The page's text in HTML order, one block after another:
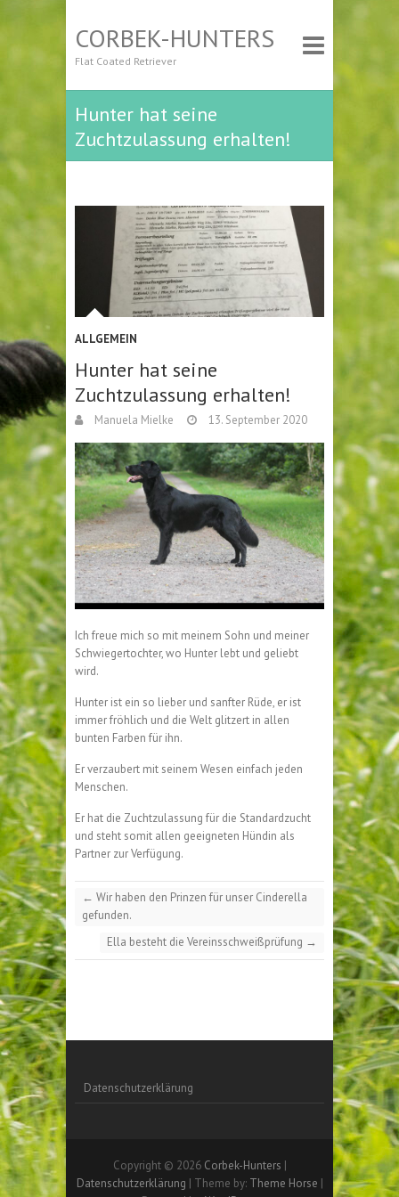
CORBEK-HUNTERS
Flat Coated Retriever
Hunter hat seine
Zuchtzulassung erhalten!
ALLGEMEIN
Hunter hat seine
Zuchtzulassung erhalten!
Manuela Mielke 13. September 2020
Ich freue mich so mit meinem Sohn und meiner
Schwiegertochter, wo Hunter lebt und geliebt
wird.
Hunter ist ein so lieber und sanfter Rüde, er ist
immer fröhlich und die Welt glitzert in allen
bunten Farben für ihn.
Er verzaubert mit seinem Wesen einfach jeden
Menschen.
Er hat die Zuchtzulassung für die Standardzucht
und steht somit allen geeigneten Hündin als
Partner zur Verfügung.
← Wir haben den Prinzen für unser Cinderella
gefunden.
Ella besteht die Vereinsschweißprüfung →
Datenschutzerklärung
Copyright © 2026 Corbek-Hunters |
Datenschutzerklärung | Theme by: Theme Horse |